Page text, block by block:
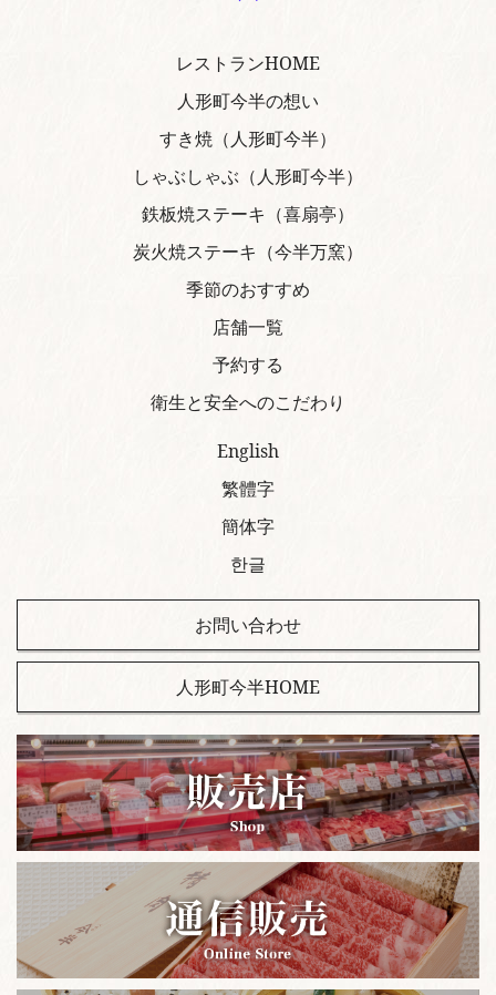
レストランHOME
人形町今半の想い
すき焼（人形町今半）
しゃぶしゃぶ（人形町今半）
鉄板焼ステーキ（喜扇亭）
炭火焼ステーキ（今半万窯）
季節のおすすめ
店舗一覧
予約する
衛生と安全へのこだわり
English
繁體字
簡体字
한글
お問い合わせ
人形町今半HOME